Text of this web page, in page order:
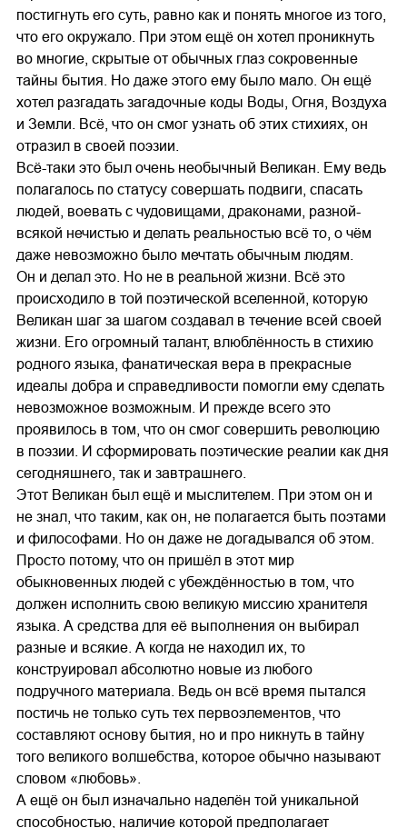
постигнуть его суть, равно как и понять многое из того,
что его окружало. При этом ещё он хотел проникнуть
во многие, скрытые от обычных глаз сокровенные
тайны бытия. Но даже этого ему было мало. Он ещё
хотел разгадать загадочные коды Воды, Огня, Воздуха
и Земли. Всё, что он смог узнать об этих стихиях, он
отразил в своей поэзии.
Всё-таки это был очень необычный Великан. Ему ведь
полагалось по статусу совершать подвиги, спасать
людей, воевать с чудовищами, драконами, разной-
всякой нечистью и делать реальностью всё то, о чём
даже невозможно было мечтать обычным людям.
Он и делал это. Но не в реальной жизни. Всё это
происходило в той поэтической вселенной, которую
Великан шаг за шагом создавал в течение всей своей
жизни. Его огромный талант, влюблённость в стихию
родного языка, фанатическая вера в прекрасные
идеалы добра и справедливости помогли ему сделать
невозможное возможным. И прежде всего это
проявилось в том, что он смог совершить революцию
в поэзии. И сформировать поэтические реалии как дня
сегодняшнего, так и завтрашнего.
Этот Великан был ещё и мыслителем. При этом он и
не знал, что таким, как он, не полагается быть поэтами
и философами. Но он даже не догадывался об этом.
Просто потому, что он пришёл в этот мир
обыкновенных людей с убеждённостью в том, что
должен исполнить свою великую миссию хранителя
языка. А средства для её выполнения он выбирал
разные и всякие. А когда не находил их, то
конструировал абсолютно новые из любого
подручного материала. Ведь он всё время пытался
постичь не только суть тех первоэлементов, что
составляют основу бытия, но и про никнуть в тайну
того великого волшебства, которое обычно называют
словом «любовь».
А ещё он был изначально наделён той уникальной
способностью, наличие которой предполагает